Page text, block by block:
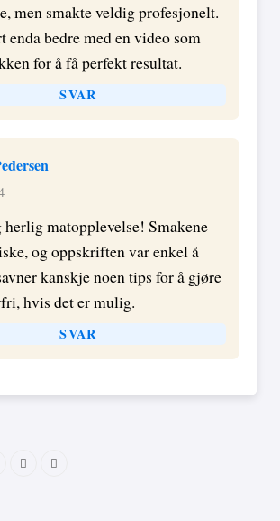
men smakte veldig profesjonelt.
bedre med en video som
for å få perfekt resultat.
SVAR
matopplevelse! Smakene
og oppskriften var enkel å
kanskje noen tips for å gjøre
hvis det er mulig.
SVAR